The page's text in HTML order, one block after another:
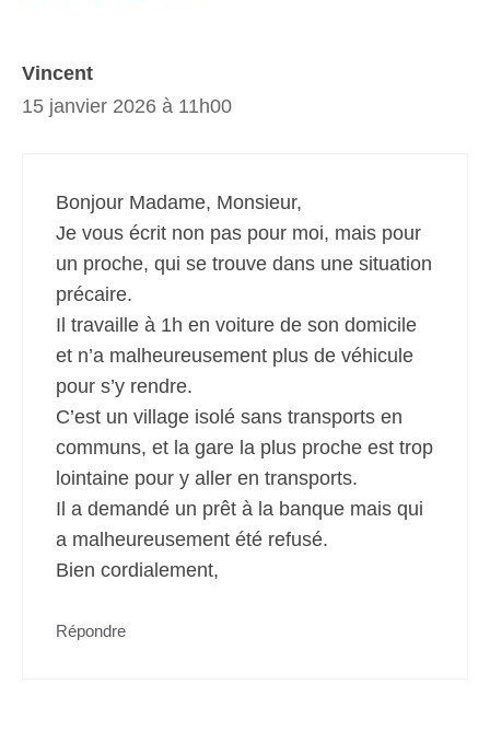
Vincent
15 janvier 2026 à 11h00
Bonjour Madame, Monsieur,
Je vous écrit non pas pour moi, mais pour
un proche, qui se trouve dans une situation
précaire.
Il travaille à 1h en voiture de son domicile
et n’a malheureusement plus de véhicule
pour s’y rendre.
C’est un village isolé sans transports en
communs, et la gare la plus proche est trop
lointaine pour y aller en transports.
Il a demandé un prêt à la banque mais qui
a malheureusement été refusé.
Bien cordialement,
Répondre